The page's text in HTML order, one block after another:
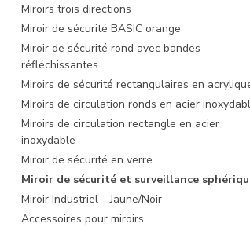
Miroirs trois directions
Miroir de sécurité BASIC orange
Miroir de sécurité rond avec bandes
réfléchissantes
Miroirs de sécurité rectangulaires en
Miroirs de circulation ronds en acier
Miroirs de circulation rectangle en acier
inoxydable
Miroir de sécurité en verre
Miroir de sécurité et surveillance
Miroir Industriel – Jaune/Noir
Accessoires pour miroirs